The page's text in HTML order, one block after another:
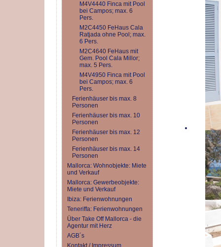
M4V4440 Finca mit Pool
bei Campos; max. 6
Pers.
M2C4450 FeHaus Cala
Ratjada ohne Pool; max.
6 Pers.
M2C4640 FeHaus mit
Gem. Pool Cala Millor;
max. 5 Pers.
M4V4950 Finca mit Pool
bei Campos; max. 6
Pers.
Ferienhäuser bis max. 8
Personen
Ferienhäuser bis max. 10
Personen
Ferienhäuser bis max. 12
Personen
Ferienhäuser bis max. 14
Personen
Mallorca: Wohnobjekte: Miete
und Verkauf
Mallorca: Gewerbeobjekte:
Miete und Verkauf
Ibiza: Ferienwohnungen
Teneriffa: Ferienwohnungen
Über Take Off Mallorca - die
Agentur mit Herz
AGB´s
Kontakt / Impressum